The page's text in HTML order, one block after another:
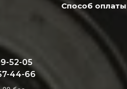
Способ оплаты
52-05
44-66